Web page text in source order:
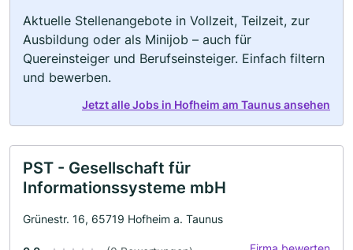
Aktuelle Stellenangebote in Vollzeit, Teilzeit, zur
Ausbildung oder als Minijob – auch für
Quereinsteiger und Berufseinsteiger. Einfach filtern
und bewerben.
Jetzt alle Jobs in Hofheim am Taunus ansehen
PST - Gesellschaft für
Informationssysteme mbH
Grünestr. 16, 65719 Hofheim a. Taunus